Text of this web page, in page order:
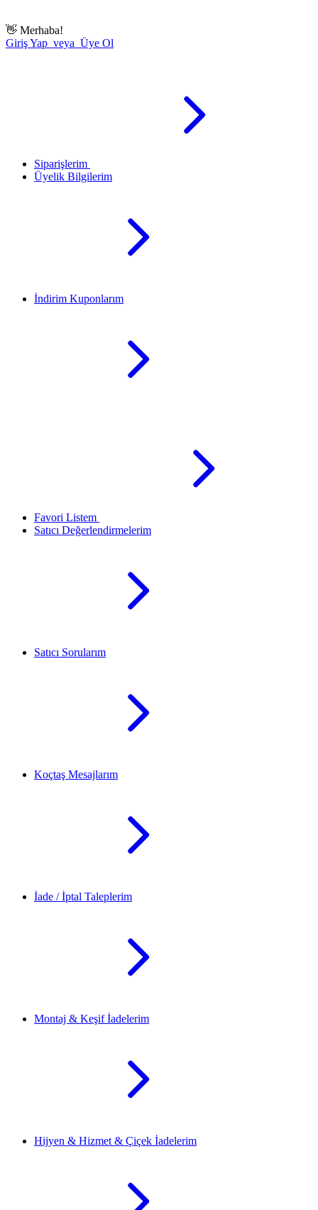
👋 Merhaba!
Giriş Yap veya Üye Ol
Siparişlerim
Üyelik Bilgilerim
İndirim Kuponlarım
Favori Listem
Satıcı Değerlendirmelerim
Satıcı Sorularım
Koçtaş Mesajlarım
İade / İptal Taleplerim
Montaj & Keşif İadelerim
Hijyen & Hizmet & Çiçek İadelerim